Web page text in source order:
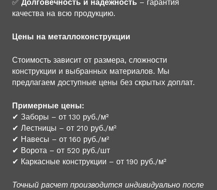
✅ Долговечность и надежность – гарантия
качества на всю продукцию.
Цены на металлоконструкции
Стоимость зависит от размера, сложности
конструкции и выбранных материалов. Мы
предлагаем доступные цены без скрытых доплат.
Примерные цены:
✔ Заборы – от 130 руб./м²
✔ Лестницы – от 210 руб./м²
✔ Навесы – от 160 руб./м²
✔ Ворота – от 520 руб./шт
✔ Каркасные конструкции – от 190 руб./м²
Точный расчет производится индивидуально после